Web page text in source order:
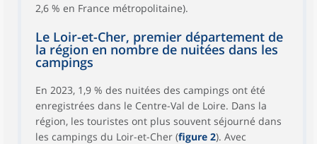
2,6 % en France métropolitaine).
Le Loir-et-Cher, premier département de
la région en nombre de nuitées dans les
campings
En 2023, 1,9 % des nuitées des campings ont été
enregistrées dans le Centre-Val de Loire. Dans la
région, les touristes ont plus souvent séjourné dans
les campings du Loir-et-Cher (figure 2). Avec